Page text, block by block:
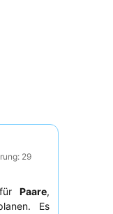
29
Paare,
Es